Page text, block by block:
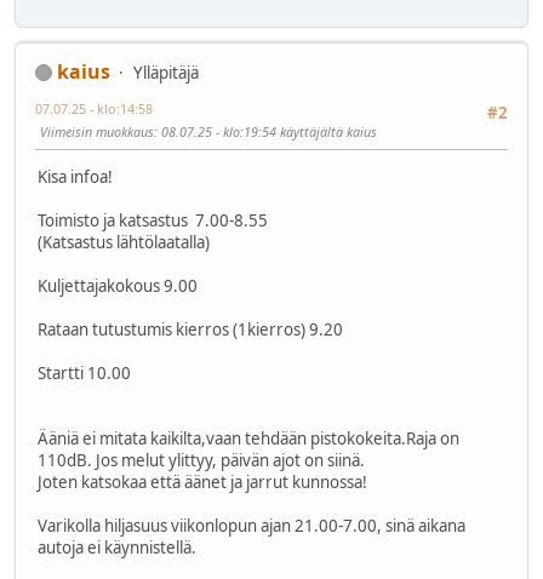
kaius
Ylläpitäjä
#2
07.07.25 - klo:14:58
Viimeisin muokkaus: 08.07.25 - klo:19:54 käyttäjältä kaius
Kisa infoa!
Toimisto ja katsastus 7.00-8.55
(Katsastus lähtölaatalla)
Kuljettajakokous 9.00
Rataan tutustumis kierros (1kierros) 9.20
Startti 10.00
Ääniä ei mitata kaikilta,vaan tehdään pistokokeita.Raja on
110dB. Jos melut ylittyy, päivän ajot on siinä.
Joten katsokaa että äänet ja jarrut kunnossa!
Varikolla hiljasuus viikonlopun ajan 21.00-7.00, sinä aikana
autoja ei käynnistellä.